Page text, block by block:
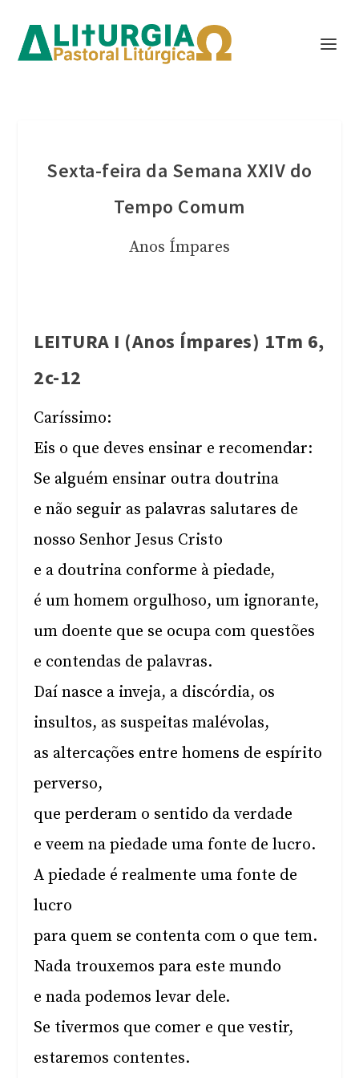
Sexta-feira da Semana XXIV do
Tempo Comum
Anos Ímpares
LEITURA I (Anos Ímpares) 1Tm 6,
2c-12
Caríssimo:
Eis o que deves ensinar e recomendar:
Se alguém ensinar outra doutrina
e não seguir as palavras salutares de
nosso Senhor Jesus Cristo
e a doutrina conforme à piedade,
é um homem orgulhoso, um ignorante,
um doente que se ocupa com questões
e contendas de palavras.
Daí nasce a inveja, a discórdia, os
insultos, as suspeitas malévolas,
as altercações entre homens de espírito
perverso,
que perderam o sentido da verdade
e veem na piedade uma fonte de lucro.
A piedade é realmente uma fonte de
lucro
para quem se contenta com o que tem.
Nada trouxemos para este mundo
e nada podemos levar dele.
Se tivermos que comer e que vestir,
estaremos contentes.